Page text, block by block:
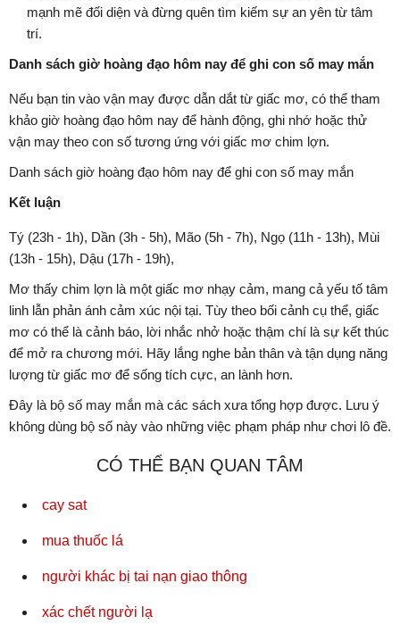
mạnh mẽ đối diện và đừng quên tìm kiếm sự an yên từ tâm
trí.
Danh sách giờ hoàng đạo hôm nay để ghi con số may mắn
Nếu bạn tin vào vận may được dẫn dắt từ giấc mơ, có thể tham
khảo giờ hoàng đạo hôm nay để hành động, ghi nhớ hoặc thử
vận may theo con số tương ứng với giấc mơ chim lợn.
Danh sách giờ hoàng đạo hôm nay để ghi con số may mắn
Kết luận
Tý (23h - 1h), Dần (3h - 5h), Mão (5h - 7h), Ngọ (11h - 13h), Mùi
(13h - 15h), Dậu (17h - 19h),
Mơ thấy chim lợn là một giấc mơ nhạy cảm, mang cả yếu tố tâm
linh lẫn phản ánh cảm xúc nội tại. Tùy theo bối cảnh cụ thể, giấc
mơ có thể là cảnh báo, lời nhắc nhở hoặc thậm chí là sự kết thúc
để mở ra chương mới. Hãy lắng nghe bản thân và tận dụng năng
lượng từ giấc mơ để sống tích cực, an lành hơn.
Đây là bộ số may mắn mà các sách xưa tổng hợp được. Lưu ý
không dùng bộ số này vào những việc phạm pháp như chơi lô đề.
CÓ THỂ BẠN QUAN TÂM
cay sat
mua thuốc lá
người khác bị tai nạn giao thông
xác chết người lạ